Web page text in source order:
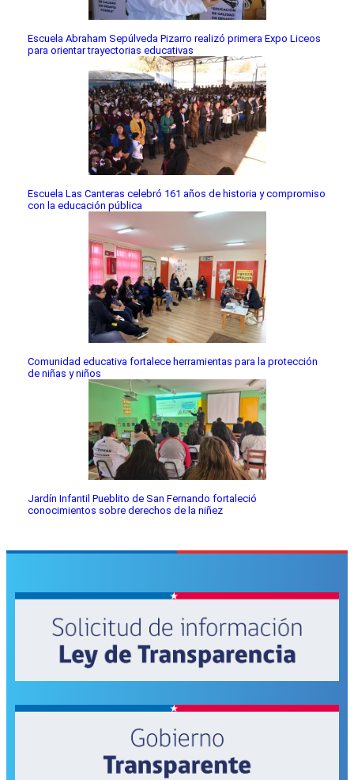
Escuela Abraham Sepúlveda Pizarro realizó primera Expo Liceos
para orientar trayectorias educativas
Escuela Las Canteras celebró 161 años de historia y compromiso
con la educación pública
Comunidad educativa fortalece herramientas para la protección
de niñas y niños
Jardín Infantil Pueblito de San Fernando fortaleció
conocimientos sobre derechos de la niñez